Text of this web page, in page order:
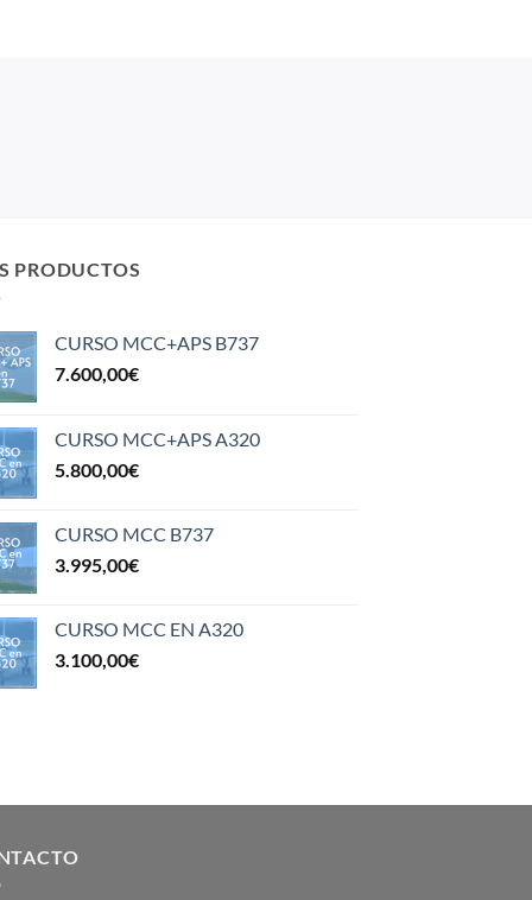
PRODUCTOS
CURSO MCC+APS B737
7.600,00€
CURSO MCC+APS A320
5.800,00€
CURSO MCC B737
3.995,00€
CURSO MCC EN A320
3.100,00€